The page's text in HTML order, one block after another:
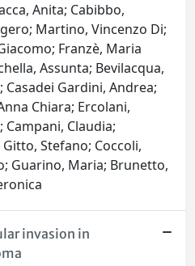
Anita; Cabibbo,
Martino, Vincenzo Di;
Franzè, Maria
Assunta; Bevilacqua,
Gardini, Andrea;
Chiara; Ercolani,
Claudia;
Stefano; Coccoli,
Guarino, Maria; Brunetto,
invasion in